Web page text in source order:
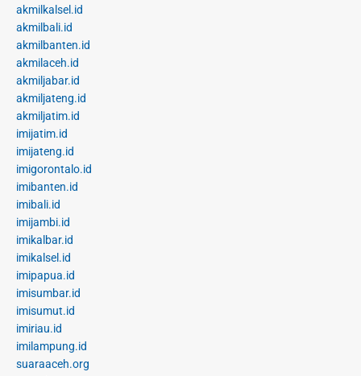
akmilkalsel.id
akmilbali.id
akmilbanten.id
akmilaceh.id
akmiljabar.id
akmiljateng.id
akmiljatim.id
imijatim.id
imijateng.id
imigorontalo.id
imibanten.id
imibali.id
imijambi.id
imikalbar.id
imikalsel.id
imipapua.id
imisumbar.id
imisumut.id
imiriau.id
imilampung.id
suaraaceh.org